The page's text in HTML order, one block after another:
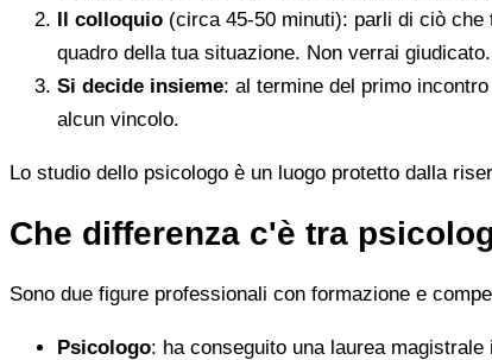
Il colloquio (circa 45-50 minuti): parli di ciò
quadro della tua situazione. Non verrai giudicato.
Si decide insieme: al termine del primo
alcun vincolo.
Lo studio dello psicologo è un luogo protetto dalla
Che differenza c'è tra
Sono due figure professionali con formazione e
Psicologo: ha conseguito una laurea